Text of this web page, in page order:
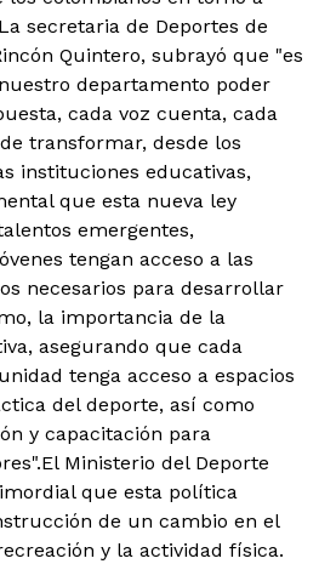
secretaria de Deportes de
Quintero, subrayó que "es
departamento poder
cada voz cuenta, cada
transformar, desde los
instituciones educativas,
que esta nueva ley
emergentes,
tengan acceso a las
necesarios para desarrollar
la importancia de la
asegurando que cada
tenga acceso a espacios
del deporte, así como
y capacitación para
Ministerio del Deporte
que esta política
de un cambio en el
y la actividad física.